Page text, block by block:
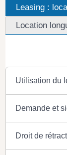
Leasing :
Location
Utilisation du
Demande et
Droit de